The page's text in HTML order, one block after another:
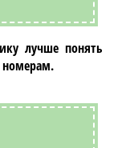
лучше понять
номерам.